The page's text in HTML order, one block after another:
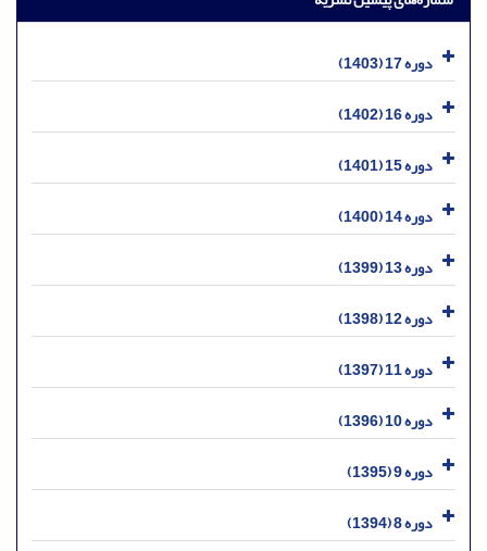
دوره 17 (1403)
دوره 16 (1402)
دوره 15 (1401)
دوره 14 (1400)
دوره 13 (1399)
دوره 12 (1398)
دوره 11 (1397)
دوره 10 (1396)
دوره 9 (1395)
دوره 8 (1394)